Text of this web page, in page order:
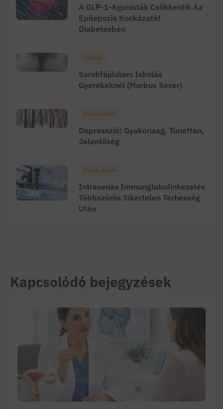
A GLP-1-Agonisták Csökkentik Az
Epilepszia Kockázatát
Diabetesben
Címlap
Sarokfájdalom Iskolás
Gyerekeknél (morbus Sever)
Pszichiátria
Depresszió: Gyakoriság, Tünettan,
Jelentőség
Alapkutatás
Intravenás Immunglobulinkezelés
Többszörös Sikertelen Terhesség
Után
Kapcsolódó bejegyzések